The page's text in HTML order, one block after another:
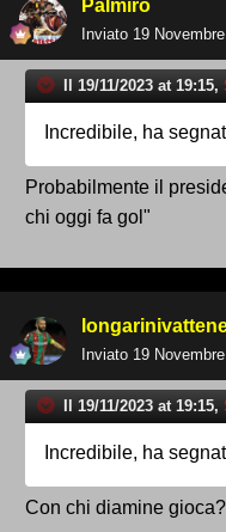
Palmiro
Inviato 19
Il 19/11/2023 at 19:15,
Incredibile, ha
Probabilmente il
chi oggi fa gol"
Inviato 19
Il 19/11/2023 at 19:15,
Incredibile, ha
Con chi diamine